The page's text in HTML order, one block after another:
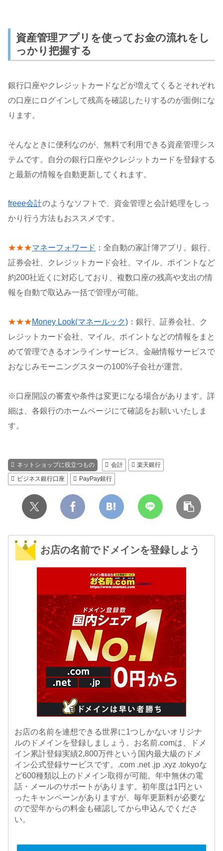
資産管理アプリを使ってお金の流れをし
っかり把握する
銀行口座やクレジットカードなどが増えてくるとそれぞれ
の口座にログインして残高を確認したりするのが面倒にな
ります。
そんなときに便利なのが、無料で利用できる資産管理シス
テムです。自分の銀行口座やクレジットカードを登録する
と最新の情報を自動更新してくれます。
freee会計のようなソフトで、資金管理と会計処理をしっ
かり行う方法もおススメです。
★★★マネーフォワード ：全自動の家計簿アプリ。銀行、
証券会社、クレジットカード会社、マイル、ポイントなど
約200社近くに対応しており、複数口座の残高や支出の情
報を自動で取込み一括で管理が可能。
★★★Money Look(マネールック) ：銀行、証券会社、ク
レジットカード会社、マイル、ポイントなどの情報をまと
めて管理できるオンラインサービス。金融情報サービスで
おなじみモーニングスターの100%子会社が運営。
※口座開設の審査や条件は変更になる場合があります。詳
細は、各銀行のホームページにて確認をお願いいたしま
す。
ネットショップに役立つもの 会計
楽天銀行
ビジネス銀行口座
PayPay銀行
お店の名前でドメインを登録しよう
お店の名前を連想できる世界に1つしかないオリジナ
ルのドメインを登録しましょう。お名前.comは、ドメ
イン累計登録実績2,800万件という国内最大級のドメ
イン公式登録サービスです。.com .net .jp .xyz .tokyoな
ど600種類以上のドメイン取得が可能。年中無休の電
話・メールのサポートがあります。初年度は1円とい
ったキャンペーンがありますが、毎年更新料が必要な
ので翌年からの料金も確認してから申込んでくださ
い。